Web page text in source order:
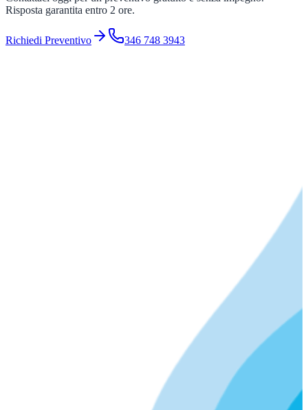
Risposta garantita entro 2 ore.
Richiedi Preventivo 346 748 3943